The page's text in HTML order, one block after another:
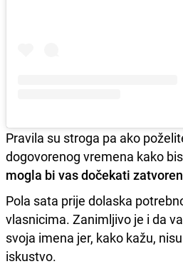
Pravila su stroga pa ako
dogovorenog vremena kako
mogla bi vas dočekati
Pola sata prije dolaska
vlasnicima. Zanimljivo je i da
svoja imena jer, kako kažu,
iskustvo.